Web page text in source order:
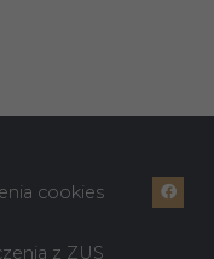
cookies
z ZUS